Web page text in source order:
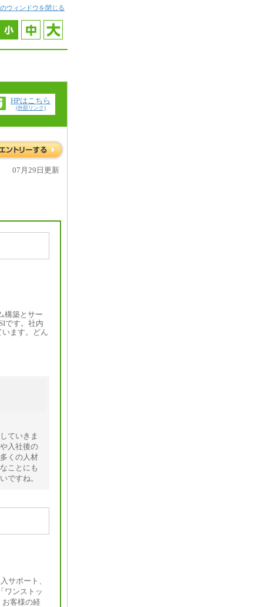
のウィンドウを閉じる
HPはこちら
(外部リンク)
07月29日更新
構築とサー
です。社内
ます。どん
ていきま
入社後の
くの人材
ことにも
ですね。
サポート、
ワンストッ
客様の経